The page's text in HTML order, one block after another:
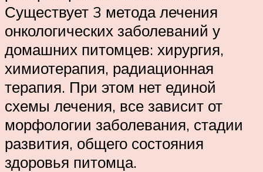
Существует 3 метода лечения
онкологических заболеваний у
домашних питомцев: хирургия,
химиотерапия, радиационная
терапия. При этом нет единой
схемы лечения, все зависит от
морфологии заболевания, стадии
развития, общего состояния
здоровья питомца.